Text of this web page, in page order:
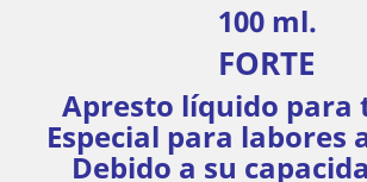
100 ml.
FORTE
Apresto líquido para
Especial para labores
Debido a su